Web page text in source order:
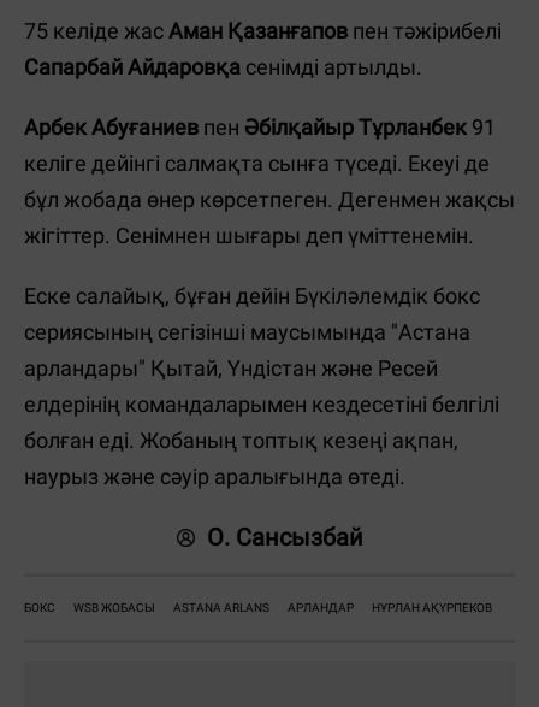
75 келіде жасАман Қазанғапов пен тәжірибелі
Сапарбай Айдаровқа сенімді артылды.
Арбек Абуғаниев пен Әбілқайыр Тұрланбек 91
келіге дейінгі салмақта сынға түседі. Екеуі де
бұл жобада өнер көрсетпеген. Дегенмен жақсы
жігіттер. Сенімнен шығары деп үміттенемін.
Еске салайық, бұған дейін Бүкіләлемдік бокс
сериясының сегізінші маусымында "Астана
арландары" Қытай, Үндістан және Ресей
елдерінің командаларымен кездесетіні белгілі
болған еді. Жобаның топтық кезеңі ақпан,
наурыз және сәуір аралығында өтеді.
О. Сансызбай
БОКС WSB ЖОБАСЫ ASTANA ARLANS АРЛАНДАР НҰРЛАН АҚҮРПЕКОВ